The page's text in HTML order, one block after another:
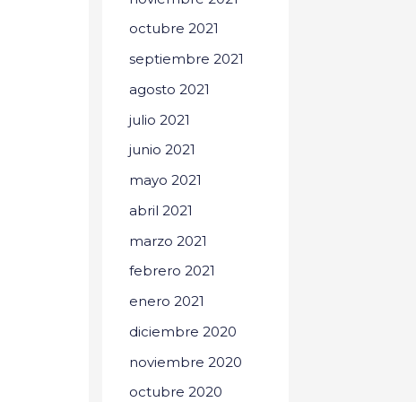
octubre 2021
septiembre 2021
agosto 2021
julio 2021
junio 2021
mayo 2021
abril 2021
marzo 2021
febrero 2021
enero 2021
diciembre 2020
noviembre 2020
octubre 2020